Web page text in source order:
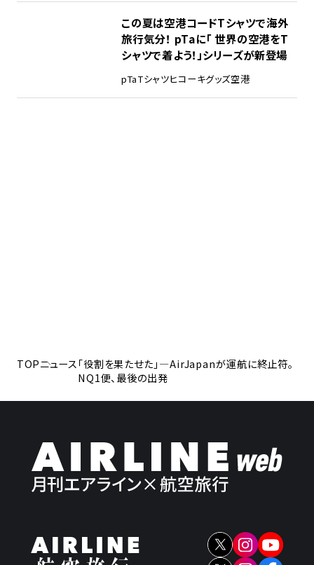
この夏は空港コードTシャツで海外
旅行気分！ pTaに「 世界の空港をT
シャツで着よう！」シリーズが新登場
pTaTシャツヒコーキグッズ空港
TOPニュース 「役割を果たせた」―AirJapanが運航に終止符。
NQ1便、最後の出発